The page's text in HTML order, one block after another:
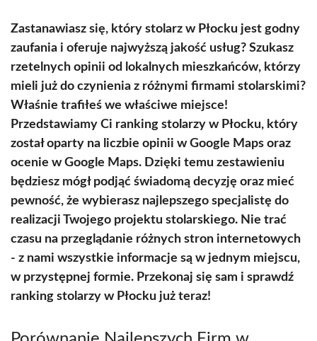
Zastanawiasz się, który stolarz w Płocku jest godny
zaufania i oferuje najwyższą jakość usług? Szukasz
rzetelnych opinii od lokalnych mieszkańców, którzy
mieli już do czynienia z różnymi firmami stolarskimi?
Właśnie trafiłeś we właściwe miejsce!
Przedstawiamy Ci ranking stolarzy w Płocku, który
został oparty na liczbie opinii w Google Maps oraz
ocenie w Google Maps. Dzięki temu zestawieniu
będziesz mógł podjąć świadomą decyzję oraz mieć
pewność, że wybierasz najlepszego specjalistę do
realizacji Twojego projektu stolarskiego. Nie trać
czasu na przeglądanie różnych stron internetowych
- z nami wszystkie informacje są w jednym miejscu,
w przystępnej formie. Przekonaj się sam i sprawdź
ranking stolarzy w Płocku już teraz!